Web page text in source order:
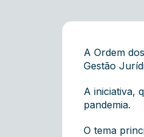
A Ordem
Gestão
A iniciativa,
pandemia.
O tema